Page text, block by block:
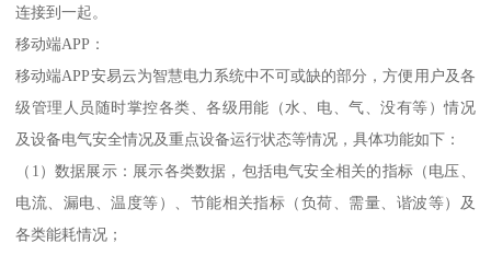
连接到一起。
移动端APP：
移动端APP安易云为智慧电力系统中不可或缺的部分，方便用户及各
级管理人员随时掌控各类、各级用能（水、电、气、没有等）情况
及设备电气安全情况及重点设备运行状态等情况，具体功能如下：
（1）数据展示：展示各类数据，包括电气安全相关的指标（电压、
电流、漏电、温度等）、节能相关指标（负荷、需量、谐波等）及
各类能耗情况；